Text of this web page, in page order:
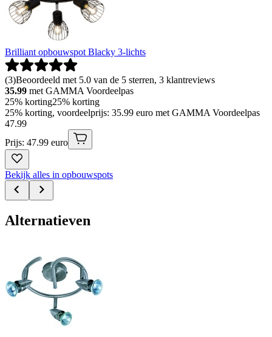
Brilliant opbouwspot Blacky 3-lichts
(3)Beoordeeld met 5.0 van de 5 sterren, 3 klantreviews
35.99 met GAMMA Voordeelpas
25% korting25% korting
25% korting, voordeelprijs: 35.99 euro met GAMMA Voordeelpas
47.99
Prijs: 47.99 euro
Bekijk alles in opbouwspots
Alternatieven